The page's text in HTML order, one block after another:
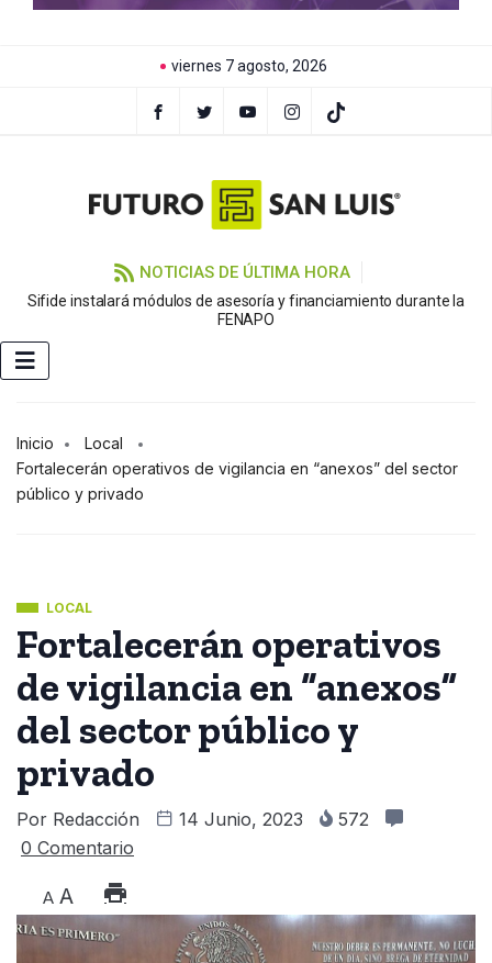
viernes 7 agosto, 2026
NOTICIAS DE ÚLTIMA HORA
Sifide instalará módulos de asesoría y financiamiento durante la
FENAPO
Inicio
Local
Fortalecerán operativos de vigilancia en “anexos” del sector
público y privado
LOCAL
Fortalecerán operativos
de vigilancia en “anexos”
del sector público y
privado
Por Redacción 14 Junio, 2023
572
0 Comentario
A A